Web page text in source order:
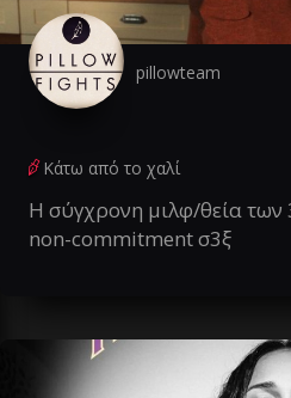
pillowteam
Κάτω από το χαλί
Η σύγχρονη μιλφ/θεία των
non-commitment σ3ξ